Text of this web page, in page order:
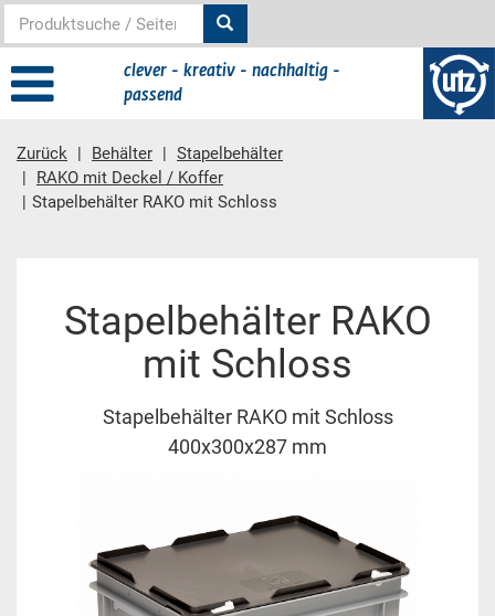
clever - kreativ - nachhaltig -
passend
Zurück Behälter
Stapelbehälter
RAKO mit Deckel / Koffer
Stapelbehälter RAKO mit Schloss
Stapelbehälter RAKO
mit Schloss
Stapelbehälter RAKO mit Schloss
400x300x287 mm